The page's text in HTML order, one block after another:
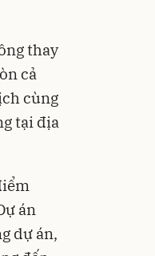
thay
cả
cùng
tại địa
án
dự án,